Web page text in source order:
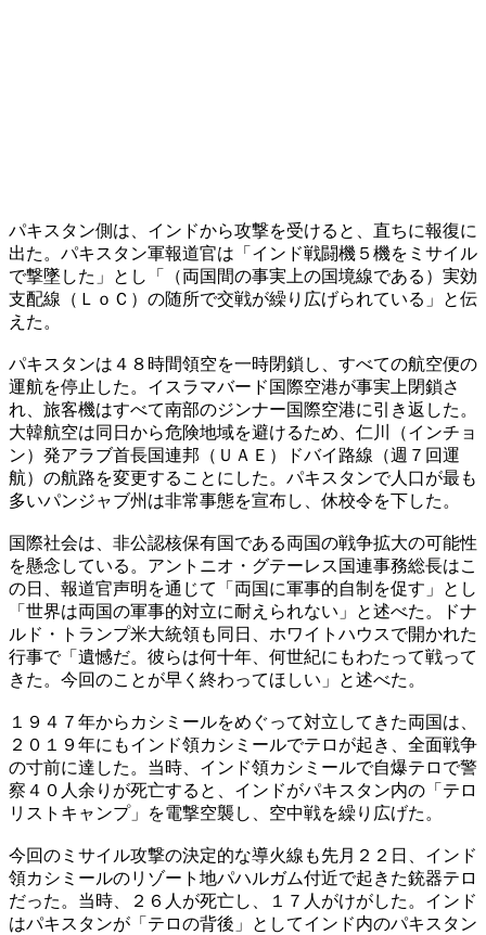
パキスタン側は、インドから攻撃を受けると、直ちに報復に
出た。パキスタン軍報道官は「インド戦闘機５機をミサイル
で撃墜した」とし「（両国間の事実上の国境線である）実効
支配線（ＬｏＣ）の随所で交戦が繰り広げられている」と伝
えた。
パキスタンは４８時間領空を一時閉鎖し、すべての航空便の
運航を停止した。イスラマバード国際空港が事実上閉鎖さ
れ、旅客機はすべて南部のジンナー国際空港に引き返した。
大韓航空は同日から危険地域を避けるため、仁川（インチョ
ン）発アラブ首長国連邦（ＵＡＥ）ドバイ路線（週７回運
航）の航路を変更することにした。パキスタンで人口が最も
多いパンジャブ州は非常事態を宣布し、休校令を下した。
国際社会は、非公認核保有国である両国の戦争拡大の可能性
を懸念している。アントニオ・グテーレス国連事務総長はこ
の日、報道官声明を通じて「両国に軍事的自制を促す」とし
「世界は両国の軍事的対立に耐えられない」と述べた。ドナ
ルド・トランプ米大統領も同日、ホワイトハウスで開かれた
行事で「遺憾だ。彼らは何十年、何世紀にもわたって戦って
きた。今回のことが早く終わってほしい」と述べた。
１９４７年からカシミールをめぐって対立してきた両国は、
２０１９年にもインド領カシミールでテロが起き、全面戦争
の寸前に達した。当時、インド領カシミールで自爆テロで警
察４０人余りが死亡すると、インドがパキスタン内の「テロ
リストキャンプ」を電撃空襲し、空中戦を繰り広げた。
今回のミサイル攻撃の決定的な導火線も先月２２日、インド
領カシミールのリゾート地パハルガム付近で起きた銃器テロ
だった。当時、２６人が死亡し、１７人がけがした。インド
はパキスタンが「テロの背後」としてインド内のパキスタン